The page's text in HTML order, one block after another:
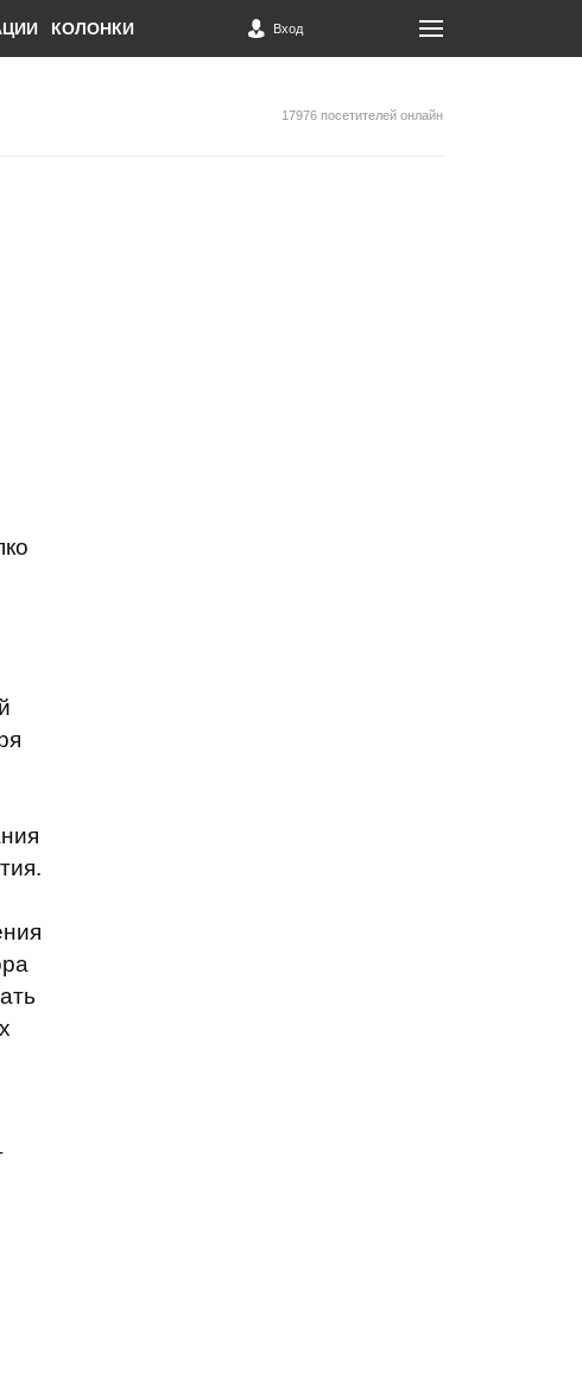
КОЛОНКИ Вход
17976 посетителей онлайн